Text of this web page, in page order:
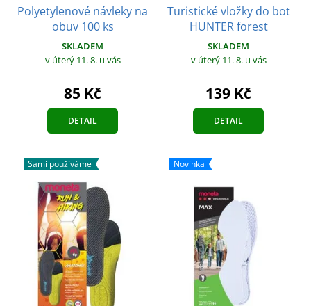
Polyetylenové návleky na
obuv 100 ks
SKLADEM
v úterý 11. 8. u vás
85 Kč
DETAIL
Turistické vložky do bot
HUNTER forest
SKLADEM
v úterý 11. 8. u vás
139 Kč
DETAIL
Sami používáme Novinka